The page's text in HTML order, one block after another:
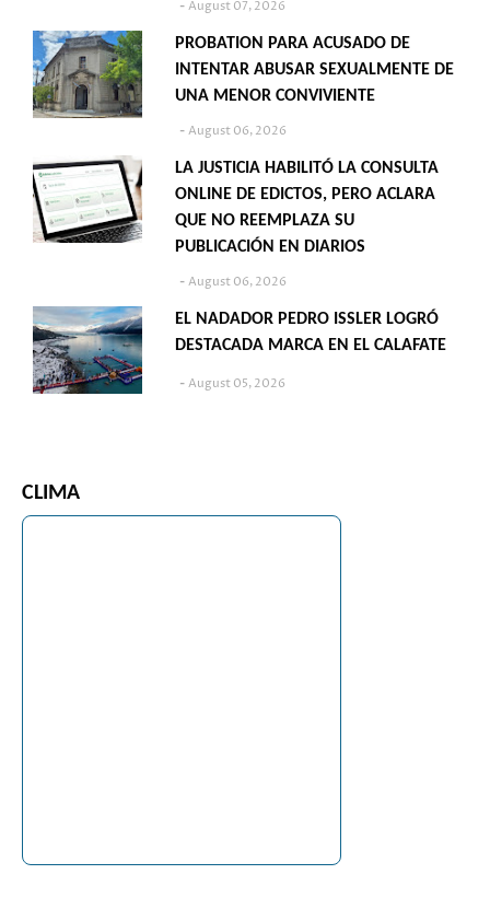
August 07, 2026
PROBATION PARA ACUSADO DE
INTENTAR ABUSAR SEXUALMENTE DE
UNA MENOR CONVIVIENTE
August 06, 2026
LA JUSTICIA HABILITÓ LA CONSULTA
ONLINE DE EDICTOS, PERO ACLARA
QUE NO REEMPLAZA SU
PUBLICACIÓN EN DIARIOS
August 06, 2026
EL NADADOR PEDRO ISSLER LOGRÓ
DESTACADA MARCA EN EL CALAFATE
August 05, 2026
CLIMA